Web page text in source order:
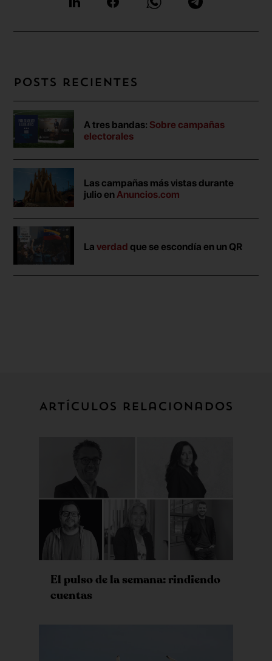
Posts recientes
A tres bandas: Sobre campañas
electorales
Las campañas más vistas durante
julio enAnuncios.com
Laverdad que se escondía en un QR
Artículos relacionados
El pulso de la semana: rindiendo
cuentas